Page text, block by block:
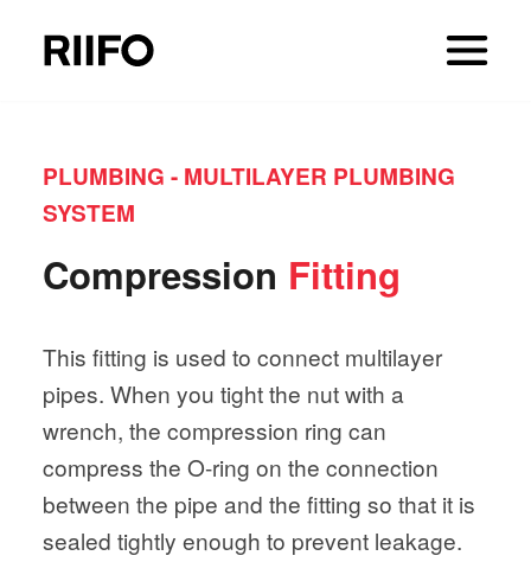
PLUMBING - MULTILAYER PLUMBING
SYSTEM
Compression Fitting
This fitting is used to connect multilayer
pipes. When you tight the nut with a
wrench, the compression ring can
compress the O-ring on the connection
between the pipe and the fitting so that it is
sealed tightly enough to prevent leakage.